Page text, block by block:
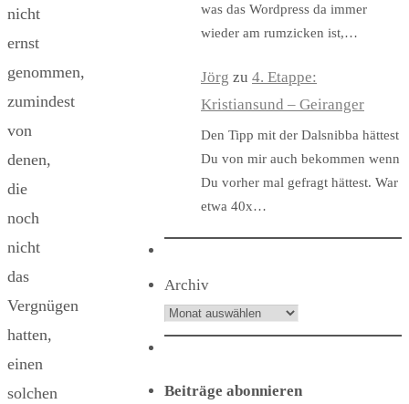
nicht
ernst
genommen,
zumindest
von
denen,
die
noch
nicht
das
Vergnügen
hatten,
einen
solchen
was das Wordpress da immer
wieder am rumzicken ist,…
Jörg zu 4. Etappe:
Kristiansund – Geiranger
Den Tipp mit der Dalsnibba hättest
Du von mir auch bekommen wenn
Du vorher mal gefragt hättest. War
etwa 40x…
Archiv
Beiträge abonnieren